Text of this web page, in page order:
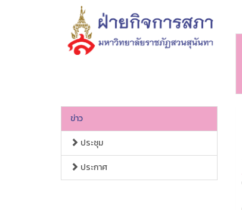
ข่าว
ประชุม
ประกาศ